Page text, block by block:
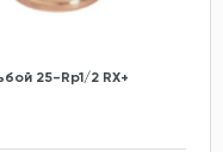
25-Rp1/2 RX+